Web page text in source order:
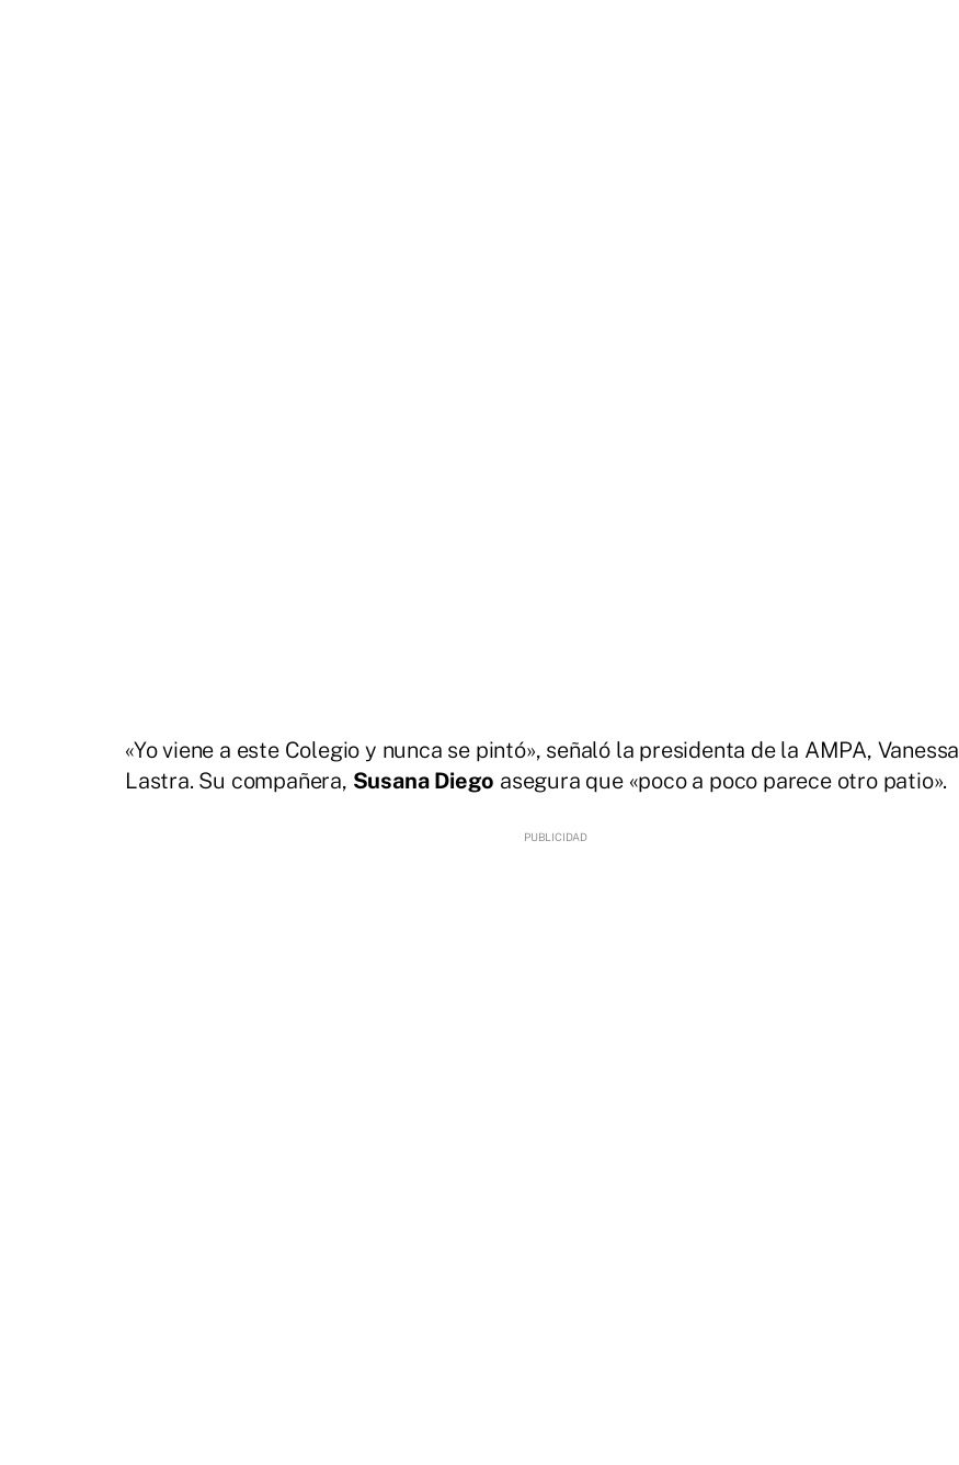
«Yo viene a este Colegio y nunca se pintó», señaló la presidenta de la AMPA, Vanessa
Lastra. Su compañera, Susana Diego asegura que «poco a poco parece otro patio».